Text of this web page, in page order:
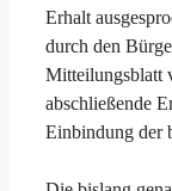
Erhalt
durch den
Mitteilungsblatt
abschließende
Einbindung der